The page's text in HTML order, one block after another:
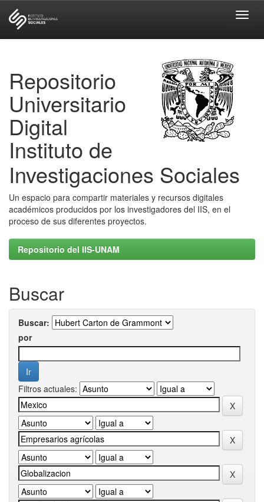
Repositorio
Universitario
Digital
Instituto de
Investigaciones Sociales
Un espacio para compartir materiales y recursos digitales
académicos producidos por los investigadores del IIS, en el
proceso de sus diferentes proyectos.
Repositorio del IIS-UNAM
Buscar
Buscar:
por
Filtros actuales: